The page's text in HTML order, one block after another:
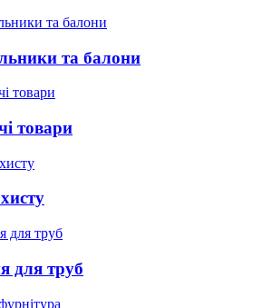
та балони
товари
для труб